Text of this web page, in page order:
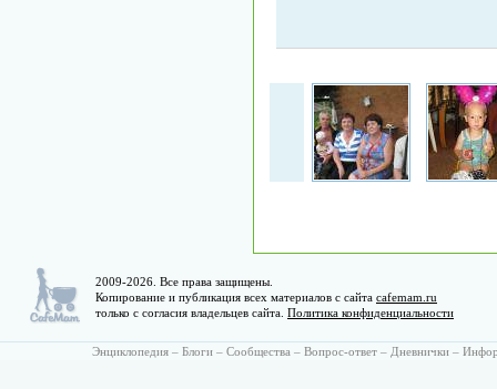
2009-2026. Все права защищены.
Копирование и публикация всех материалов с сайта cafemam.ru
только с согласия владельцев сайта. Политика конфиденциальности
Энциклопедия – Блоги – Сообщества – Вопрос-ответ – Дневнички –